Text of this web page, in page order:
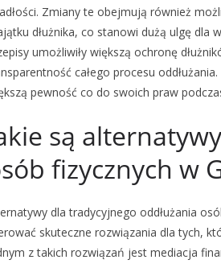
Zmiany te obejmują również
dłużnika, co stanowi dużą ulgę dla
umożliwiły większą ochronę
całego procesu
pewność co do swoich praw
są
fizycznych w
dla tradycyjnego oddłużania
skuteczne rozwiązania dla tych,
z takich rozwiązań jest mediacja